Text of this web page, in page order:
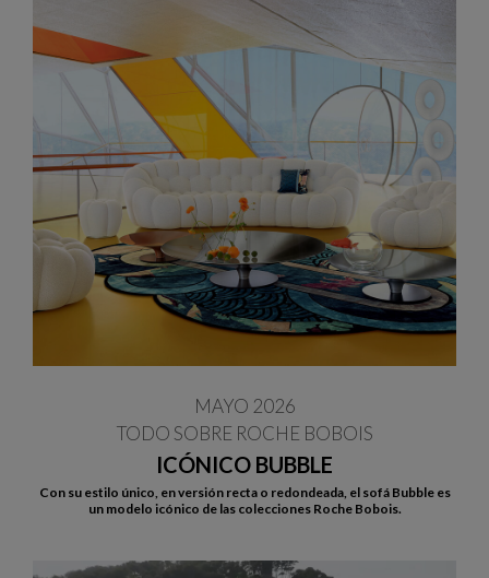
ICÓNICO BUBBLE
MAYO 2026
TODO SOBRE ROCHE BOBOIS
Con su estilo único, en versión recta o redondeada, el sofá Bubble es
un modelo icónico de las colecciones Roche Bobois.